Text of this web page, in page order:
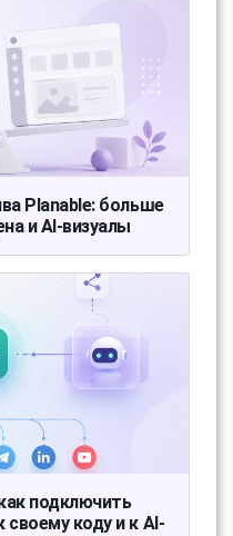
Planable: больше
и AI-визуалы
подключить
своему коду и к AI-